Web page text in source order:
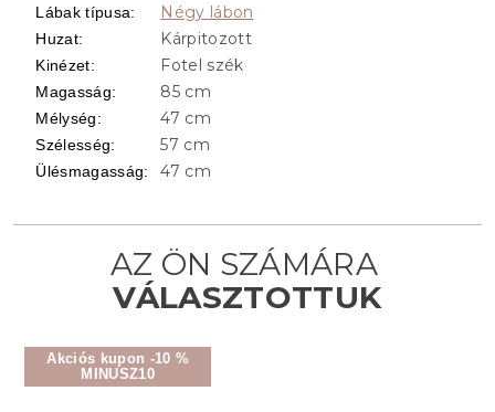
Akciós kupon -10 %
MINUSZ10
Lábak típusa: Négy lábon
Huzat: Kárpitozott
Kinézet: Fotel szék
Magasság: 85 cm
Mélység: 47 cm
Szélesség: 57 cm
Ülésmagasság: 47 cm